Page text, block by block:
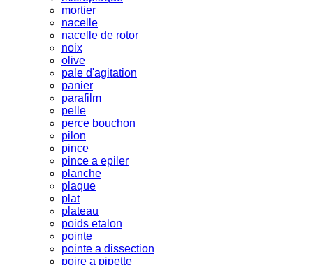
mortier
nacelle
nacelle de rotor
noix
olive
pale d'agitation
panier
parafilm
pelle
perce bouchon
pilon
pince
pince a epiler
planche
plaque
plat
plateau
poids etalon
pointe
pointe a dissection
poire a pipette